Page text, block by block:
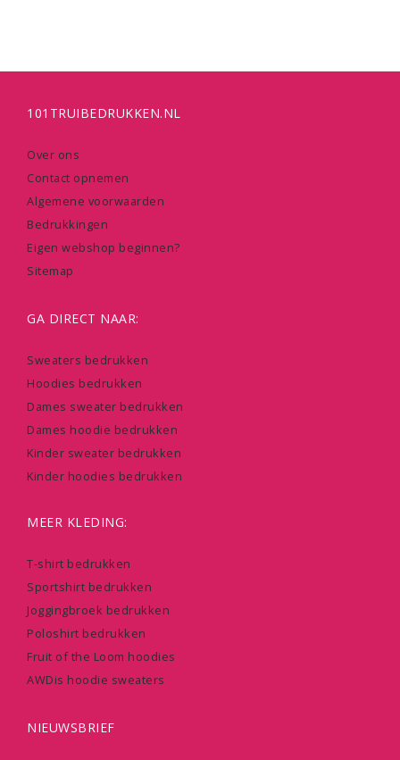
101TRUIBEDRUKKEN.NL
Over ons
Contact opnemen
Algemene voorwaarden
Bedrukkingen
Eigen webshop beginnen?
Sitemap
GA DIRECT NAAR:
Sweaters bedrukken
Hoodies bedrukken
Dames sweater bedrukken
Dames hoodie bedrukken
Kinder sweater bedrukken
Kinder hoodies bedrukken
MEER KLEDING:
T-shirt bedrukken
Sportshirt bedrukken
Joggingbroek bedrukken
Poloshirt bedrukken
Fruit of the Loom hoodies
AWDis hoodie sweaters
NIEUWSBRIEF